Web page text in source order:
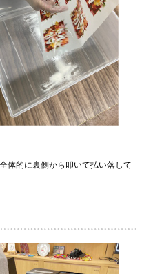
体的に裏側から叩いて払い落して